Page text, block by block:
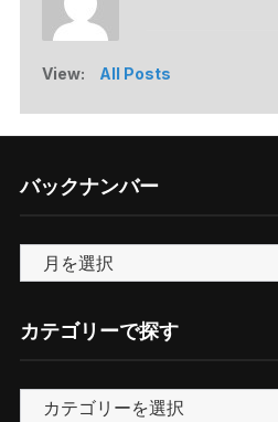
View: All Posts
バックナンバー
ッ
ナ
カテゴリーで探す